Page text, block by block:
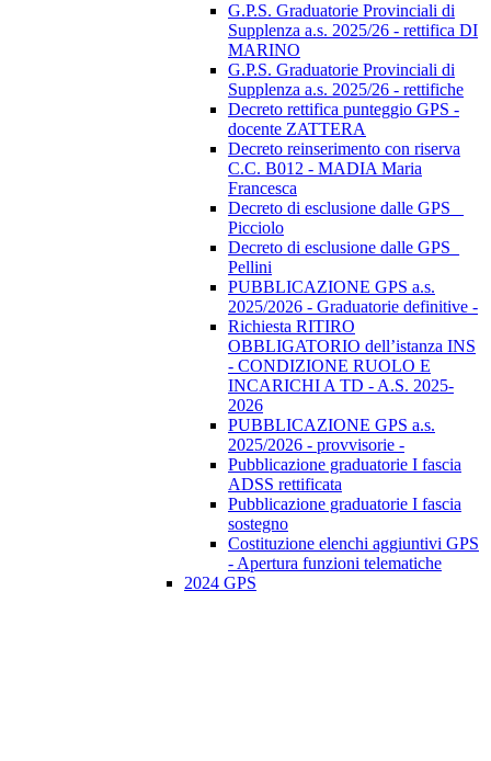
G.P.S. Graduatorie Provinciali di
Supplenza a.s. 2025/26 - rettifica DI
MARINO
G.P.S. Graduatorie Provinciali di
Supplenza a.s. 2025/26 - rettifiche
Decreto rettifica punteggio GPS -
docente ZATTERA
Decreto reinserimento con riserva
C.C. B012 - MADIA Maria
Francesca
Decreto di esclusione dalle GPS _
Picciolo
Decreto di esclusione dalle GPS_
Pellini
PUBBLICAZIONE GPS a.s.
2025/2026 - Graduatorie definitive -
Richiesta RITIRO
OBBLIGATORIO dell’istanza INS
- CONDIZIONE RUOLO E
INCARICHI A TD - A.S. 2025-
2026
PUBBLICAZIONE GPS a.s.
2025/2026 - provvisorie -
Pubblicazione graduatorie I fascia
ADSS rettificata
Pubblicazione graduatorie I fascia
sostegno
Costituzione elenchi aggiuntivi GPS
- Apertura funzioni telematiche
2024 GPS